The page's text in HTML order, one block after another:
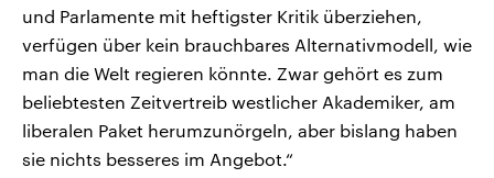
und Parlamente mit heftigster Kritik überziehen,
verfügen über kein brauchbares Alternativmodell, wie
man die Welt regieren könnte. Zwar gehört es zum
beliebtesten Zeitvertreib westlicher Akademiker, am
liberalen Paket herumzunörgeln, aber bislang haben
sie nichts besseres im Angebot.“